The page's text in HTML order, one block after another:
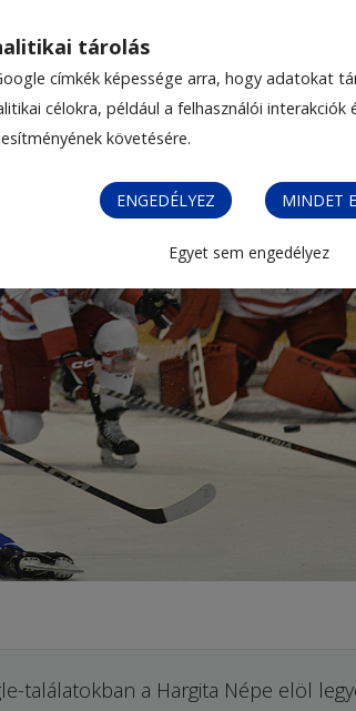
tárolás
címkék képessége arra, hogy adatokat
célokra, például a felhasználói interakciók
követésére.
ENGEDÉLYEZ MINDET
Egyet sem engedélyez
találatokban a Hargita Népe elöl